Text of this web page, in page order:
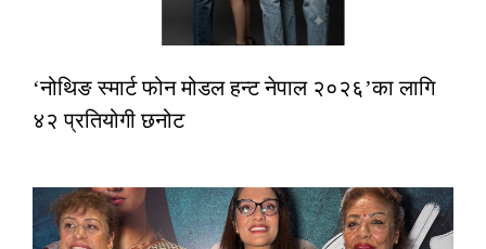
‘नोथिङ स्मार्ट फोन मोडल हन्ट नेपाल २०२६’का लागि
४२ प्रतियोगी छनोट